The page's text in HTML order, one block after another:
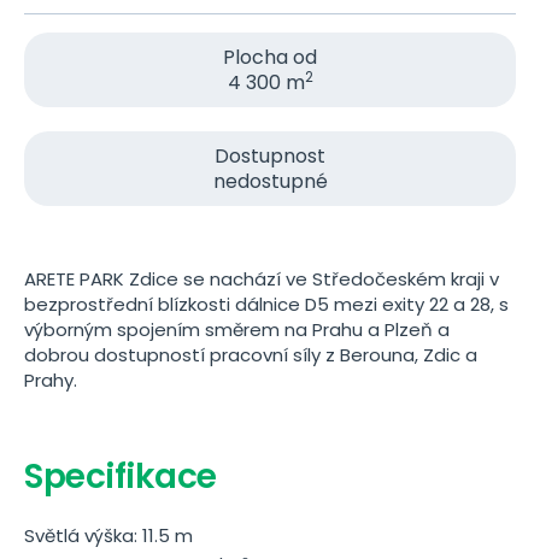
Plocha od
4 300 m2
Dostupnost
nedostupné
ARETE PARK Zdice se nachází ve Středočeském kraji v
bezprostřední blízkosti dálnice D5 mezi exity 22 a 28, s
výborným spojením směrem na Prahu a Plzeň a
dobrou dostupností pracovní síly z Berouna, Zdic a
Prahy.
Specifikace
Světlá výška: 11.5 m